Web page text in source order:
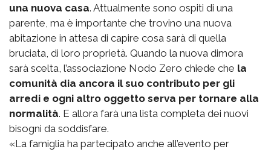
una nuova casa. Attualmente sono ospiti di una
parente, ma è importante che trovino una nuova
abitazione in attesa di capire cosa sarà di quella
bruciata, di loro proprietà. Quando la nuova dimora
sarà scelta, l’associazione Nodo Zero chiede che la
comunità dia ancora il suo contributo per gli
arredi e ogni altro oggetto serva per tornare alla
normalità. E allora farà una lista completa dei nuovi
bisogni da soddisfare.
«La famiglia ha partecipato anche all’evento per